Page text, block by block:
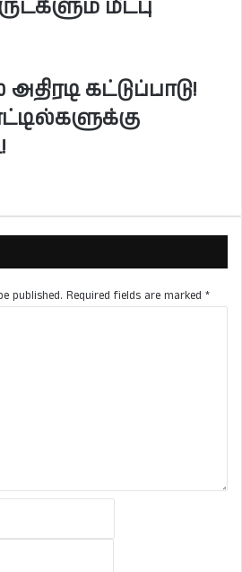
ர
*
லை
மீட்பு
கட்டுப்பாடு!
published. Required fields are marked *